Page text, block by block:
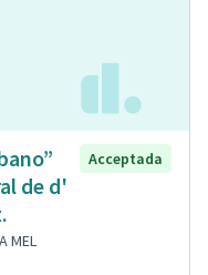
de d'
Acceptada
MEL